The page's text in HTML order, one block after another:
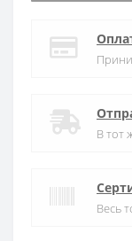
В тот
Весь